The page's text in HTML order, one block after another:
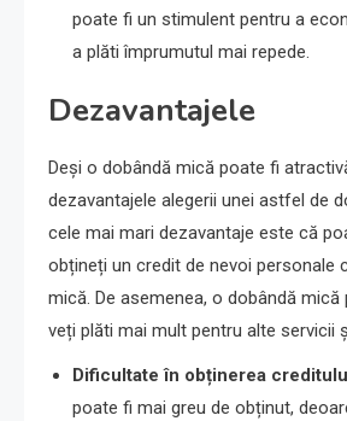
poate fi un stimulent pentru a
a plăti împrumutul mai repede.
Dezavantajele
Deși o dobândă mică poate fi
dezavantajele alegerii unei astfel de
cele mai mari dezavantaje este că
obțineți un credit de nevoi personale
mică. De asemenea, o dobândă
veți plăti mai mult pentru alte servicii
Dificultate în obținerea
poate fi mai greu de obținut,